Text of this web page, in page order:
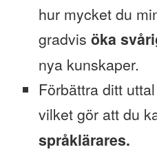
hur mycket du
gradvis öka
nya kunskaper.
Förbättra ditt
vilket gör att du
språklärares.